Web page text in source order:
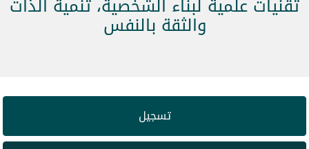
تقنيات علمية لبناء الشخصية، تنمية الذات
والثقة بالنفس
تسجيل